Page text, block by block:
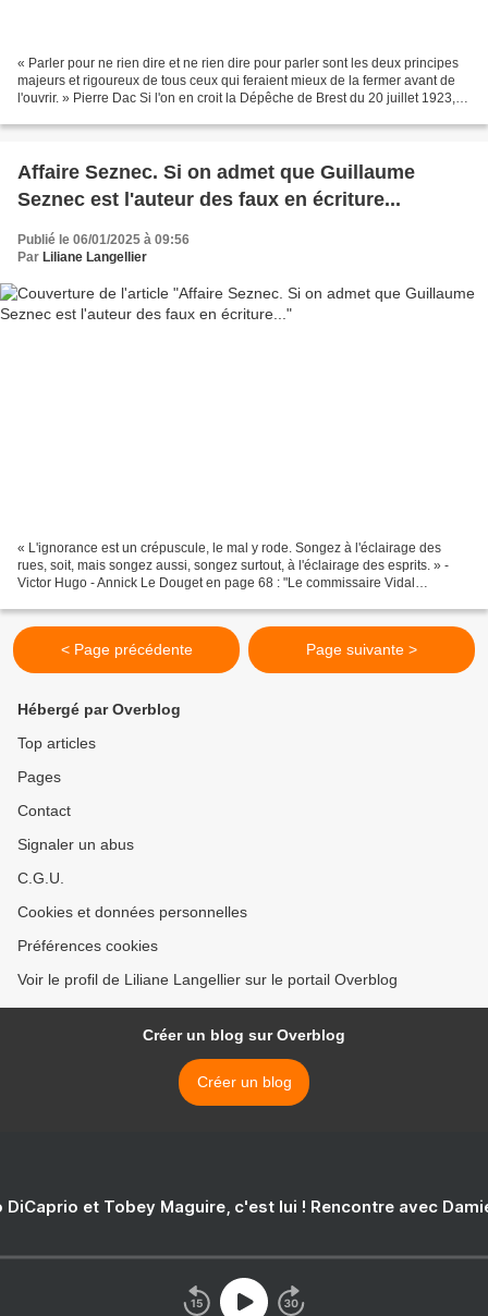
« Parler pour ne rien dire et ne rien dire pour parler sont les deux principes
majeurs et rigoureux de tous ceux qui feraient mieux de la fermer avant de
l'ouvrir. » Pierre Dac Si l'on en croit la Dépêche de Brest du 20 juillet 1923,
Affaire Seznec. Si on admet que Guillaume
Seznec est l'auteur des faux en écriture...
Publié le 06/01/2025 à 09:56
Par Liliane Langellier
« L'ignorance est un crépuscule, le mal y rode. Songez à l'éclairage des
rues, soit, mais songez aussi, songez surtout, à l'éclairage des esprits. » -
Victor Hugo - Annick Le Douget en page 68 : "Le commissaire Vidal
< Page précédente Page suivante >
Hébergé par Overblog
Top articles
Pages
Contact
Signaler un abus
C.G.U.
Cookies et données personnelles
Préférences cookies
Voir le profil de Liliane Langellier sur le portail Overblog
Créer un blog sur Overblog
Créer un blog
DiCaprio et Tobey Maguire, c'est lui ! Rencontre avec